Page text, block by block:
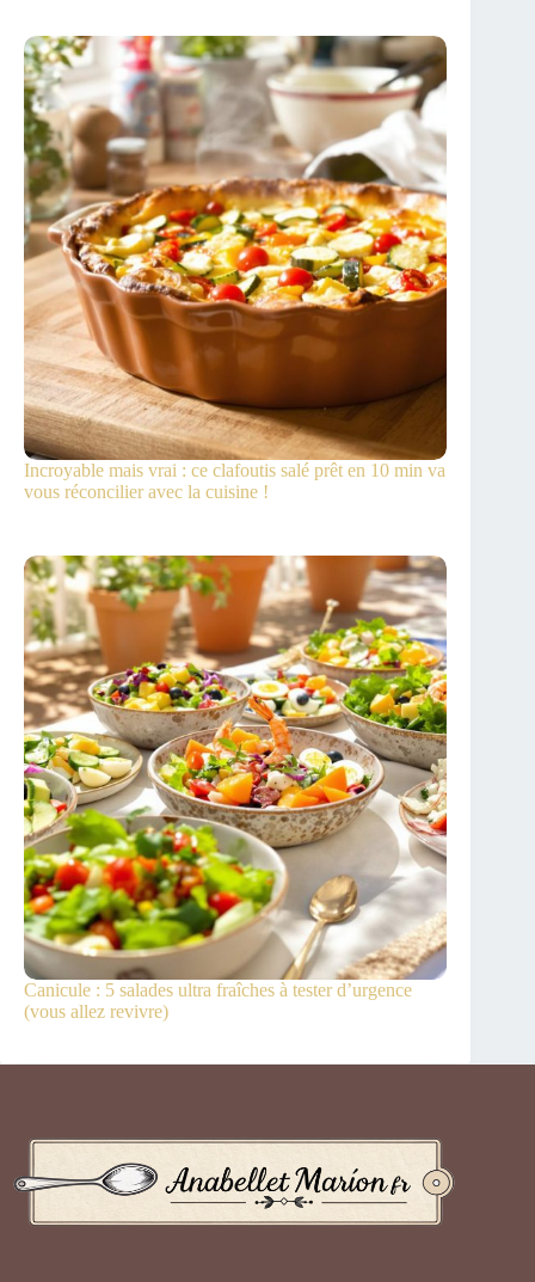
Incroyable mais vrai : ce clafoutis salé prêt en 10 min va
vous réconcilier avec la cuisine !
Canicule : 5 salades ultra fraîches à tester d’urgence
(vous allez revivre)